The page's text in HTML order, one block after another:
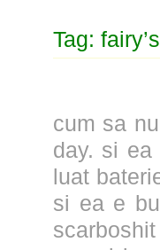
Tag:
cum sa
day. si
luat
si ea e